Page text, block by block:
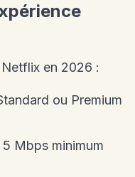
en 2026 :
ou Premium
5 Mbps minimum